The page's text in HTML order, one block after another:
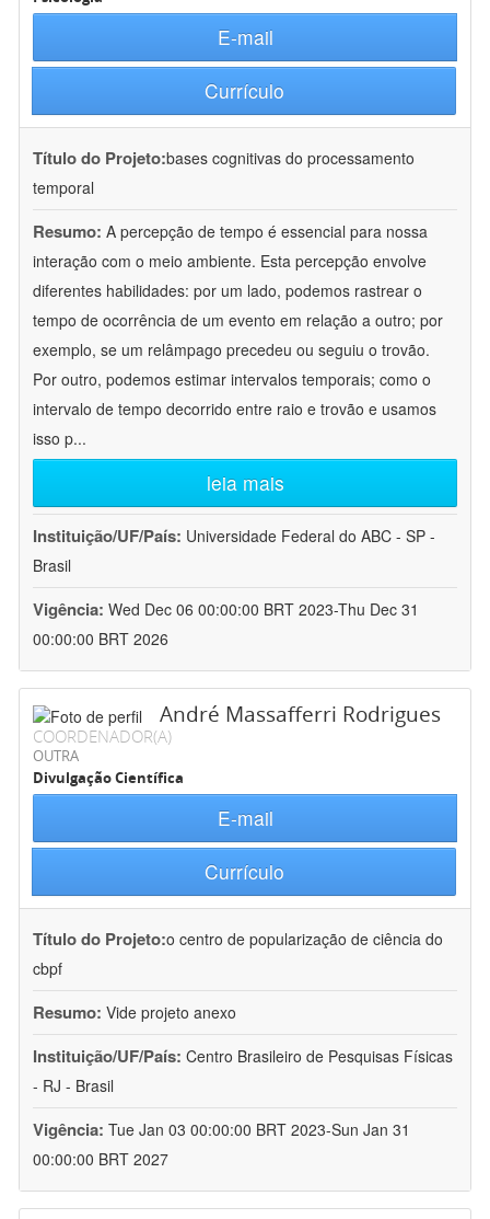
E-mail
Currículo
Título do Projeto:bases cognitivas do processamento
temporal
Resumo: A percepção de tempo é essencial para nossa
interação com o meio ambiente. Esta percepção envolve
diferentes habilidades: por um lado, podemos rastrear o
tempo de ocorrência de um evento em relação a outro; por
exemplo, se um relâmpago precedeu ou seguiu o trovão.
Por outro, podemos estimar intervalos temporais; como o
intervalo de tempo decorrido entre raio e trovão e usamos
isso p...
leia mais
Instituição/UF/País: Universidade Federal do ABC - SP -
Brasil
Vigência: Wed Dec 06 00:00:00 BRT 2023-Thu Dec 31
00:00:00 BRT 2026
André Massafferri Rodrigues
COORDENADOR(A)
OUTRA
Divulgação Científica
E-mail
Currículo
Título do Projeto:o centro de popularização de ciência do
cbpf
Resumo: Vide projeto anexo
Instituição/UF/País: Centro Brasileiro de Pesquisas Físicas
- RJ - Brasil
Vigência: Tue Jan 03 00:00:00 BRT 2023-Sun Jan 31
00:00:00 BRT 2027